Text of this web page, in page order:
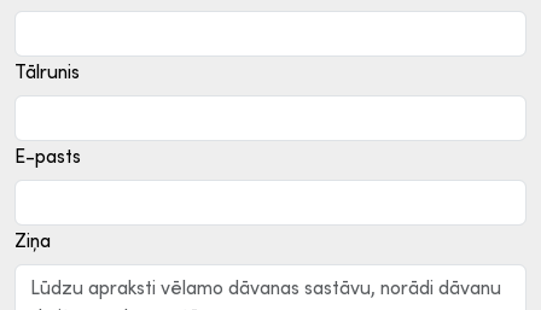
Tālrunis
E-pasts
Ziņa